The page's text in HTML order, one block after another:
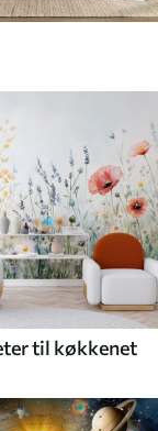
til køkkenet